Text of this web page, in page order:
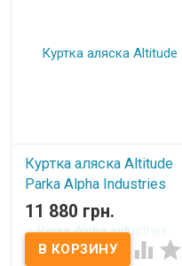
Куртка аляска Altitude
Parka Alpha Industries
Green
В наличии
11 880 грн.
 